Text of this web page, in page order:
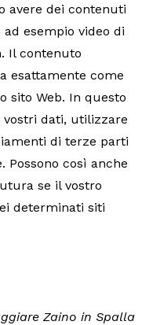
avere dei contenuti
esempio video di
Il contenuto
esattamente come
sito Web. In questo
vostri dati, utilizzare
di terze parti
Possono così anche
se il vostro
determinati siti
Zaino in Spalla